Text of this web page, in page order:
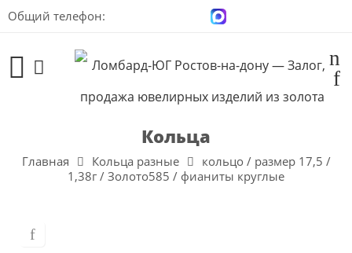
Общий телефон:
Кольца
Главная Кольца разные
кольцо / размер 17,5 /
1,38г / Золото585 / фианиты круглые